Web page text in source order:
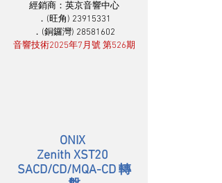
經銷商：英京音響中心
．(旺角) 23915331
．(銅鑼灣) 28581602
音響技術2025年7月號 第526期
ONIX
Zenith XST20
SACD/CD/MQA-CD 轉